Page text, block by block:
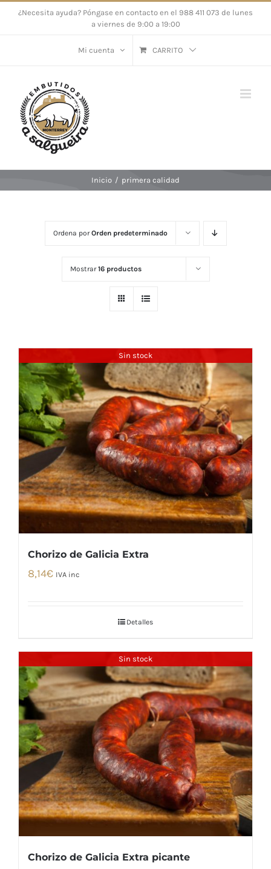
Saltar¿Necesita ayuda? Póngase en contacto en el 988 411 073 de lunes
a viernes de 9:00 a 19:00
Mi cuenta CARRITO
Inicio / primera calidad
Ordena porOrden predeterminado
Mostrar16 productos
Sin stock
Chorizo de Galicia Extra
8,14€ IVA inc
Detalles
Sin stock
Chorizo de Galicia Extra picante